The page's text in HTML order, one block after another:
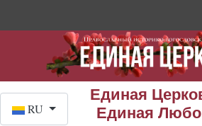
Единая
Единая
RU